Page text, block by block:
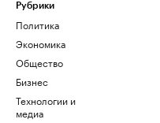
Рубрики
Политика
Экономика
Общество
Бизнес
Технологии и
медиа